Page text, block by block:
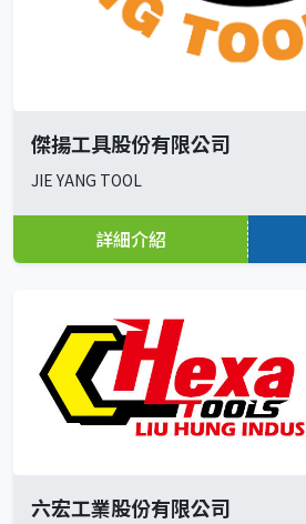
傑揚工具股份有限公司
JIE YANG TOOL
詳細介紹
六宏工業股份有限公司